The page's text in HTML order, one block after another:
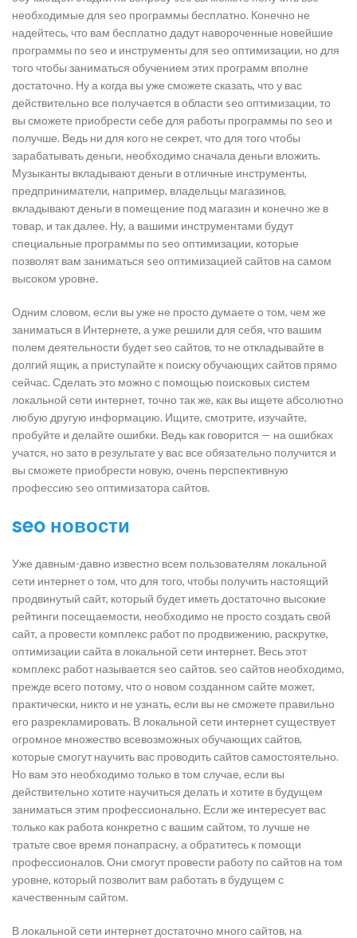
необходимые для seo программы бесплатно. Конечно не
надейтесь, что вам бесплатно дадут навороченные новейшие
программы по seo и инструменты для seo оптимизации, но для
того чтобы заниматься обучением этих программ вполне
достаточно. Ну а когда вы уже сможете сказать, что у вас
действительно все получается в области seo оптимизации, то
вы сможете приобрести себе для работы программы по seo и
получше. Ведь ни для кого не секрет, что для того чтобы
зарабатывать деньги, необходимо сначала деньги вложить.
Музыканты вкладывают деньги в отличные инструменты,
предприниматели, например, владельцы магазинов,
вкладывают деньги в помещение под магазин и конечно же в
товар, и так далее. Ну, а вашими инструментами будут
специальные программы по seo оптимизации, которые
позволят вам заниматься seo оптимизацией сайтов на самом
высоком уровне.
Одним словом, если вы уже не просто думаете о том, чем же
заниматься в Интернете, а уже решили для себя, что вашим
полем деятельности будет seo сайтов, то не откладывайте в
долгий ящик, а приступайте к поиску обучающих сайтов прямо
сейчас. Сделать это можно с помощью поисковых систем
локальной сети интернет, точно так же, как вы ищете абсолютно
любую другую информацию. Ищите, смотрите, изучайте,
пробуйте и делайте ошибки. Ведь как говорится — на ошибках
учатся, но зато в результате у вас все обязательно получится и
вы сможете приобрести новую, очень перспективную
профессию seo оптимизатора сайтов.
seo новости
Уже давным-давно известно всем пользователям локальной
сети интернет о том, что для того, чтобы получить настоящий
продвинутый сайт, который будет иметь достаточно высокие
рейтинги посещаемости, необходимо не просто создать свой
сайт, а провести комплекс работ по продвижению, раскрутке,
оптимизации сайта в локальной сети интернет. Весь этот
комплекс работ называется seo сайтов. seo сайтов необходимо,
прежде всего потому, что о новом созданном сайте может,
практически, никто и не узнать, если вы не сможете правильно
его разрекламировать. В локальной сети интернет существует
огромное множество всевозможных обучающих сайтов,
которые смогут научить вас проводить сайтов самостоятельно.
Но вам это необходимо только в том случае, если вы
действительно хотите научиться делать и хотите в будущем
заниматься этим профессионально. Если же интересует вас
только как работа конкретно с вашим сайтом, то лучше не
тратьте свое время понапрасну, а обратитесь к помощи
профессионалов. Они смогут провести работу по сайтов на том
уровне, который позволит вам работать в будущем с
качественным сайтом.
В локальной сети интернет достаточно много сайтов, на